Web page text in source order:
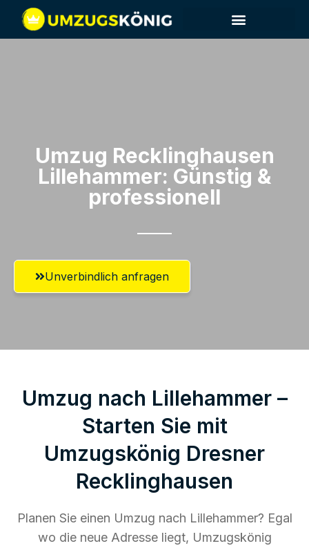
Umzug Recklinghausen​
Lillehammer: Günstig &
professionell​
Unverbindlich anfragen
Umzug nach Lillehammer –
Starten Sie mit
Umzugskönig Dresner
Recklinghausen
Planen Sie einen Umzug nach Lillehammer? Egal
wo die neue Adresse liegt, Umzugskönig